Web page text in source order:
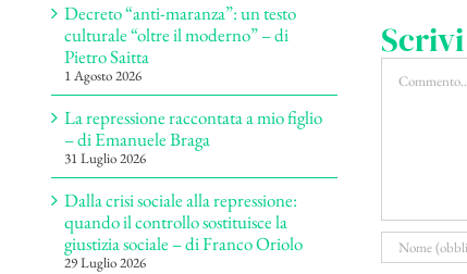
Commento
Decreto “anti-maranza”: un testo
culturale “oltre il moderno” – di
Pietro Saitta
1 Agosto 2026
La repressione raccontata a mio figlio
– di Emanuele Braga
31 Luglio 2026
Dalla crisi sociale alla repressione:
quando il controllo sostituisce la
giustizia sociale – di Franco Oriolo
29 Luglio 2026